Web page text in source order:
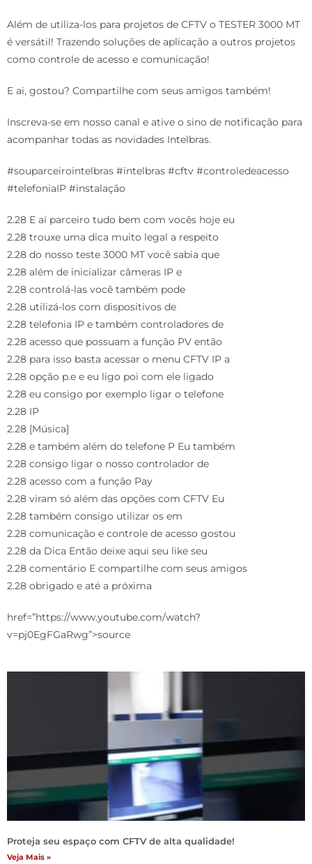
Além de utiliza-los para projetos de CFTV o TESTER 3000 MT
é versátil! Trazendo soluções de aplicação a outros projetos
como controle de acesso e comunicação!
E ai, gostou? Compartilhe com seus amigos também!
Inscreva-se em nosso canal e ative o sino de notificação para
acompanhar todas as novidades Intelbras.
#souparceirointelbras #intelbras #cftv #controledeacesso
#telefoniaIP #instalação
2.28 E aí parceiro tudo bem com vocês hoje eu
2.28 trouxe uma dica muito legal a respeito
2.28 do nosso teste 3000 MT você sabia que
2.28 além de inicializar câmeras IP e
2.28 controlá-las você também pode
2.28 utilizá-los com dispositivos de
2.28 telefonia IP e também controladores de
2.28 acesso que possuam a função PV então
2.28 para isso basta acessar o menu CFTV IP a
2.28 opção p.e e eu ligo poi com ele ligado
2.28 eu consigo por exemplo ligar o telefone
2.28 IP
2.28 [Música]
2.28 e também além do telefone P Eu também
2.28 consigo ligar o nosso controlador de
2.28 acesso com a função Pay
2.28 viram só além das opções com CFTV Eu
2.28 também consigo utilizar os em
2.28 comunicação e controle de acesso gostou
2.28 da Dica Então deixe aqui seu like seu
2.28 comentário E compartilhe com seus amigos
2.28 obrigado e até a próxima
href=”https://www.youtube.com/watch?
v=pj0EgFGaRwg”>source
Proteja seu espaço com CFTV de alta qualidade!
Veja Mais »